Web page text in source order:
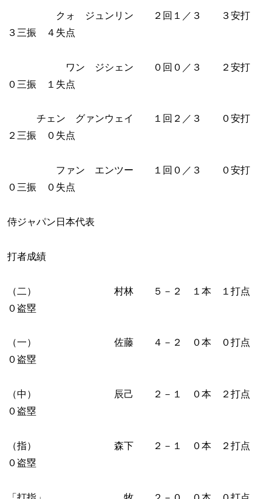
クォ ジュンリン ２回１／３ ３安打
３三振 ４失点
ワン ジシェン ０回０／３ ２安打
０三振 １失点
チェン グァンウェイ １回２／３ ０安打
２三振 ０失点
ファン エンツー １回０／３ ０安打
０三振 ０失点
侍ジャパン日本代表
打者成績
（二） 村林 ５－２ １本 １打点
０盗塁
（一） 佐藤 ４－２ ０本 ０打点
０盗塁
（中） 辰己 ２－１ ０本 ２打点
０盗塁
（指） 森下 ２－１ ０本 ２打点
０盗塁